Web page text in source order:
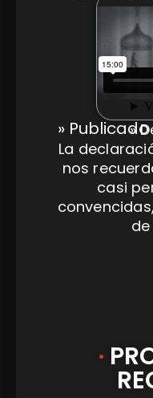
» Publicado
»
La
nos
casi
·